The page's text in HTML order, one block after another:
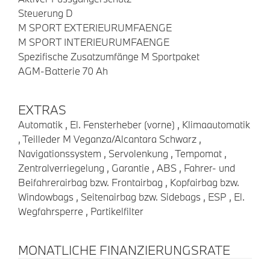
Steuerung D
M SPORT EXTERIEURUMFAENGE
M SPORT INTERIEURUMFAENGE
Spezifische Zusatzumfänge M Sportpaket
AGM-Batterie 70 Ah
EXTRAS
Automatik , El. Fensterheber (vorne) , Klimaautomatik
, Teilleder M Veganza/Alcantara Schwarz ,
Navigationssystem , Servolenkung , Tempomat ,
Zentralverriegelung , Garantie , ABS , Fahrer- und
Beifahrerairbag bzw. Frontairbag , Kopfairbag bzw.
Windowbags , Seitenairbag bzw. Sidebags , ESP , El.
Wegfahrsperre , Partikelfilter
MONATLICHE FINANZIERUNGSRATE